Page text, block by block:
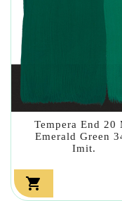
Tempera End 20
Emerald Green
Imit.
